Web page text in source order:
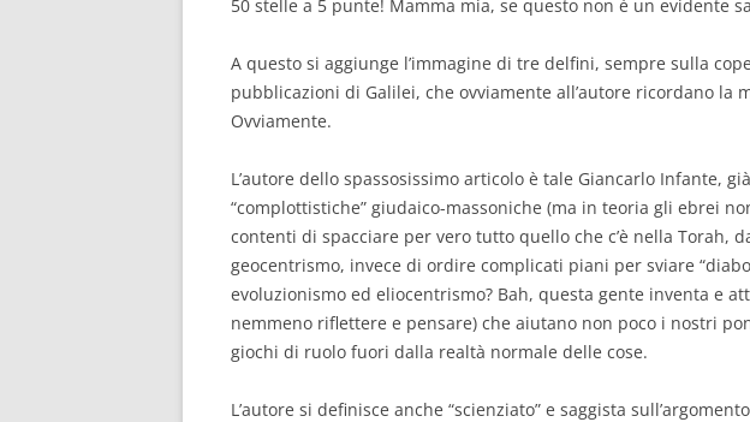
50 stelle a 5 punte! Mamma mia, se questo non è un evidente
A questo si aggiunge l’immagine di tre delfini, sempre sulla
pubblicazioni di Galilei, che ovviamente all’autore ricordano la
Ovviamente.
L’autore dello spassosissimo articolo è tale Giancarlo Infante,
“complottistiche” giudaico-massoniche (ma in teoria gli ebrei
contenti di spacciare per vero tutto quello che c’è nella Torah,
geocentrismo, invece di ordire complicati piani per sviare
evoluzionismo ed eliocentrismo? Bah, questa gente inventa e
nemmeno riflettere e pensare) che aiutano non poco i nostri
giochi di ruolo fuori dalla realtà normale delle cose.
L’autore si definisce anche “scienziato” e saggista